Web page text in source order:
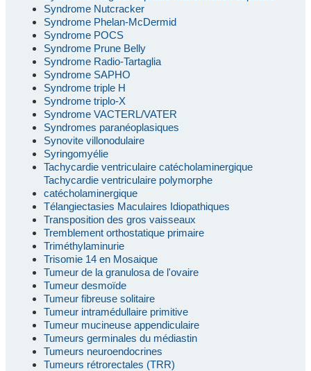
Syndrome Nutcracker
Syndrome Phelan-McDermid
Syndrome POCS
Syndrome Prune Belly
Syndrome Radio-Tartaglia
Syndrome SAPHO
Syndrome triple H
Syndrome triplo-X
Syndrome VACTERL/VATER
Syndromes paranéoplasiques
Synovite villonodulaire
Syringomyélie
Tachycardie ventriculaire catécholaminergique
Tachycardie ventriculaire polymorphe
catécholaminergique
Télangiectasies Maculaires Idiopathiques
Transposition des gros vaisseaux
Tremblement orthostatique primaire
Triméthylaminurie
Trisomie 14 en Mosaique
Tumeur de la granulosa de l'ovaire
Tumeur desmoïde
Tumeur fibreuse solitaire
Tumeur intramédullaire primitive
Tumeur mucineuse appendiculaire
Tumeurs germinales du médiastin
Tumeurs neuroendocrines
Tumeurs rétrorectales (TRR)